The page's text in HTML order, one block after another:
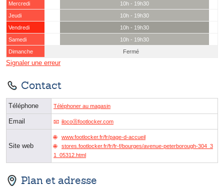
Mercredi
10h - 19h30
Jeudi
10h - 19h30
Vendredi
10h - 19h30
Samedi
10h - 19h30
Dimanche
Fermé
Signaler une erreur
Contact
Téléphone Téléphoner au magasin
Email ilocoⓐfootlocker.com
Site web
www.footlocker.fr/fr/page-d-accueil
stores.footlocker.fr/fr/fr-f/bourges/avenue-peterborough-304_3
1_05312.html
Plan et adresse